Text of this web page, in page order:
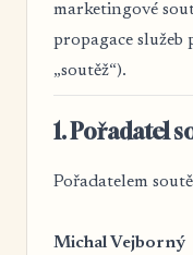
marketingové
propagace
„soutěž“).
1. Pořadatel
Pořadatelem
Michal Vejborný